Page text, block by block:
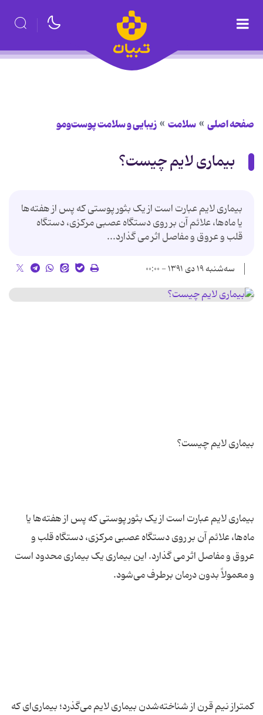
صفحه اصلی سلامت زیبایی و سلامت پوست‌ومو
بیماری لایم چیست؟
بیماری لایم عبارت است از یک بثور پوستی که پس از هفته‌ها
یا ماه‌ها، علائم آن بر روی دستگاه عصبی مرکزی، دستگاه
قلب و عروق و مفاصل اثر می گذارد...
سه‌شنبه ۱۹ دی ۱۳۹۱ - ۰۰:۰۰
بیماری لایم عبارت است از یک بثور پوستی که پس از هفته‌ها یا
ماه‌ها، علائم آن بر روی دستگاه عصبی مرکزی، دستگاه قلب و
عروق و مفاصل اثر می گذارد. این بیماری یک بیماری محدود است
کمتراز نیم قرن از شناخته‌شدن بیماری لایم می‌گذرد؛ بیماری‌ای که